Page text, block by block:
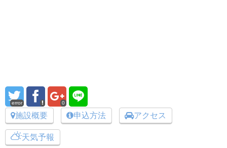
error 0
施設概要 申込方法 アクセス
天気予報